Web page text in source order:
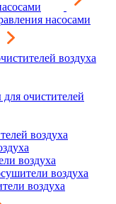
насосами
воздуха
очистителей
воздуха
воздуха
воздуха
воздуха